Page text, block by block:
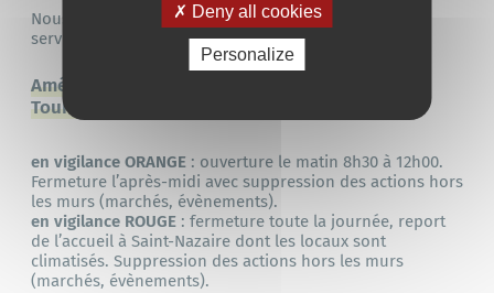
Nous invitons habitants et visiteurs à profiter de ce
service tout au long de la saison estivale.
Aménagement des horaires du Tiny Office de
Tourisme, Chaussée Neuve
en vigilance ORANGE : ouverture le matin 8h30 à 12h00.
Fermeture l’après-midi avec suppression des actions hors
les murs (marchés, évènements).
en vigilance ROUGE : fermeture toute la journée, report
de l’accueil à Saint-Nazaire dont les locaux sont
climatisés. Suppression des actions hors les murs
(marchés, évènements).
Deny all cookies
Personalize